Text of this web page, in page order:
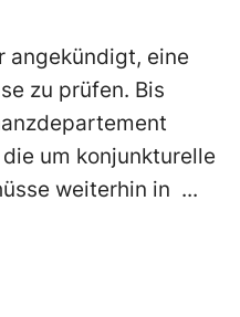
angekündigt, eine
zu prüfen. Bis
um konjunkturelle
weiterhin in